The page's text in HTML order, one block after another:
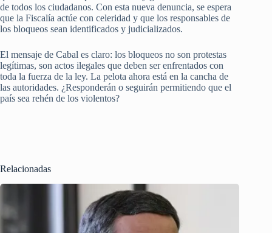
de todos los ciudadanos. Con esta nueva denuncia, se espera
que la Fiscalía actúe con celeridad y que los responsables de
los bloqueos sean identificados y judicializados.
El mensaje de Cabal es claro: los bloqueos no son protestas
legítimas, son actos ilegales que deben ser enfrentados con
toda la fuerza de la ley. La pelota ahora está en la cancha de
las autoridades. ¿Responderán o seguirán permitiendo que el
país sea rehén de los violentos?
Relacionadas